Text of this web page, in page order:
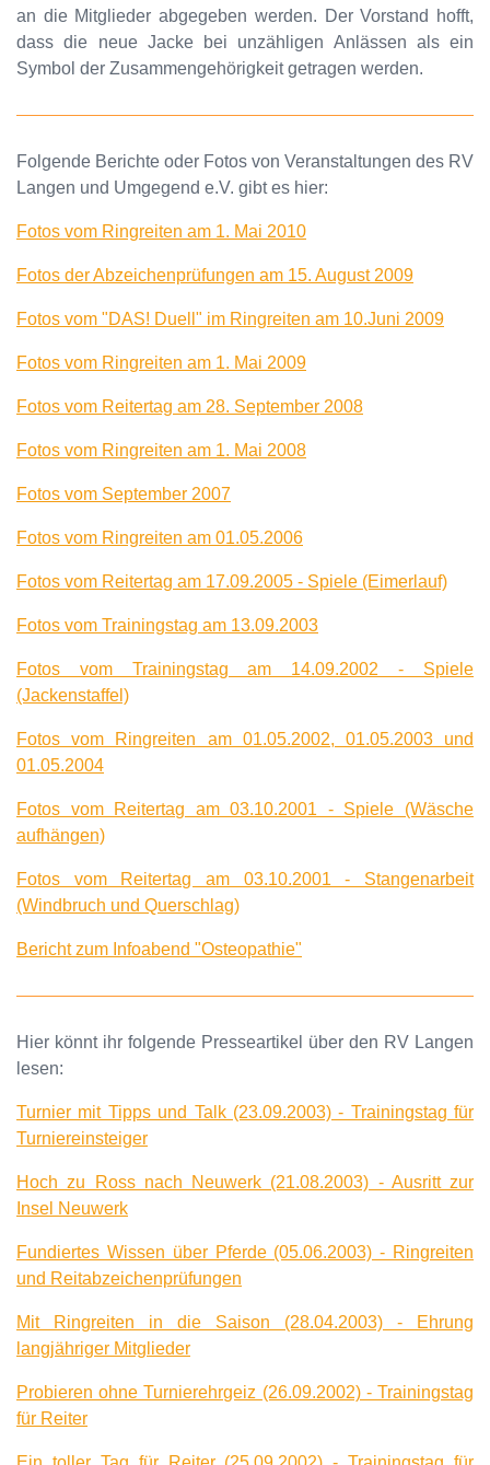
an die Mitglieder abgegeben werden. Der Vorstand hofft,
dass die neue Jacke bei unzähligen Anlässen als ein
Symbol der Zusammengehörigkeit getragen werden.
Folgende Berichte oder Fotos von Veranstaltungen des RV
Langen und Umgegend e.V. gibt es hier:
Fotos vom Ringreiten am 1. Mai 2010
Fotos der Abzeichenprüfungen am 15. August 2009
Fotos vom "DAS! Duell" im Ringreiten am 10.Juni 2009
Fotos vom Ringreiten am 1. Mai 2009
Fotos vom Reitertag am 28. September 2008
Fotos vom Ringreiten am 1. Mai 2008
Fotos vom September 2007
Fotos vom Ringreiten am 01.05.2006
Fotos vom Reitertag am 17.09.2005 - Spiele (Eimerlauf)
Fotos vom Trainingstag am 13.09.2003
Fotos vom Trainingstag am 14.09.2002 - Spiele
(Jackenstaffel)
Fotos vom Ringreiten am 01.05.2002, 01.05.2003 und
01.05.2004
Fotos vom Reitertag am 03.10.2001 - Spiele (Wäsche
aufhängen)
Fotos vom Reitertag am 03.10.2001 - Stangenarbeit
(Windbruch und Querschlag)
Bericht zum Infoabend "Osteopathie"
Hier könnt ihr folgende Presseartikel über den RV Langen
lesen:
Turnier mit Tipps und Talk (23.09.2003) - Trainingstag für
Turniereinsteiger
Hoch zu Ross nach Neuwerk (21.08.2003) - Ausritt zur
Insel Neuwerk
Fundiertes Wissen über Pferde (05.06.2003) - Ringreiten
und Reitabzeichenprüfungen
Mit Ringreiten in die Saison (28.04.2003) - Ehrung
langjähriger Mitglieder
Probieren ohne Turnierehrgeiz (26.09.2002) - Trainingstag
für Reiter